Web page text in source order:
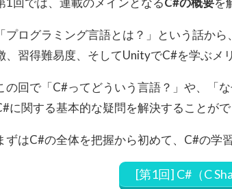
「プログラミング言語とは？」という話か
、習得難易度、そしてUnityでC#を学ぶメ
の回で「C#ってどういう言語？」や、「
に関する基本的な疑問を解決することがで
ずはC#の全体を把握から初めて、C#の学
[第1回] C#（C